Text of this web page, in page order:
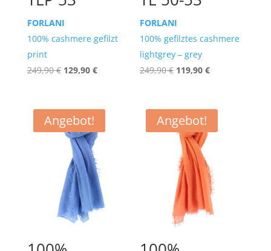
FORLANI
100% cashmere gefilzt
print
249,90€ Ursprünglicher
249,90 €
129,90 €Aktueller
FORLANI
100% gefilztes cashmere
lightgrey – grey
249,90€ Ursprünglicher
249,90 €
119,90€Aktueller
Angebot! Angebot!